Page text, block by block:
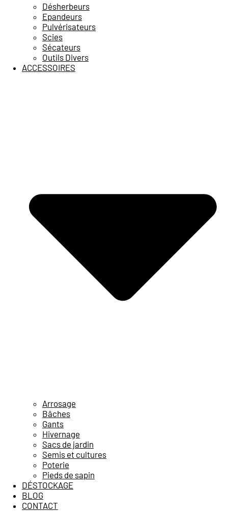
Désherbeurs
Epandeurs
Pulvérisateurs
Scies
Sécateurs
Outils Divers
ACCESSOIRES
Arrosage
Bâches
Gants
Hivernage
Sacs de jardin
Semis et cultures
Poterie
Pieds de sapin
DÉSTOCKAGE
BLOG
CONTACT